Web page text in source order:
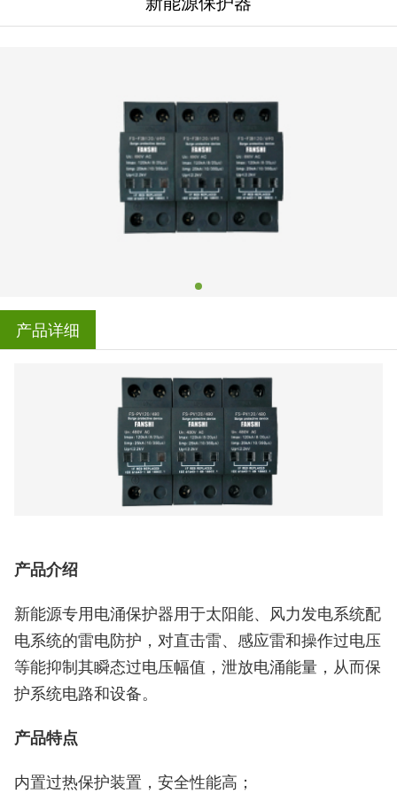
产品详细
产品介绍
新能源专用电涌保护器用于太阳能、风力发电系统配
电系统的雷电防护，对直击雷、感应雷和操作过电压
等能抑制其瞬态过电压幅值，泄放电涌能量，从而保
护系统电路和设备。
产品特点
内置过热保护装置，安全性能高；